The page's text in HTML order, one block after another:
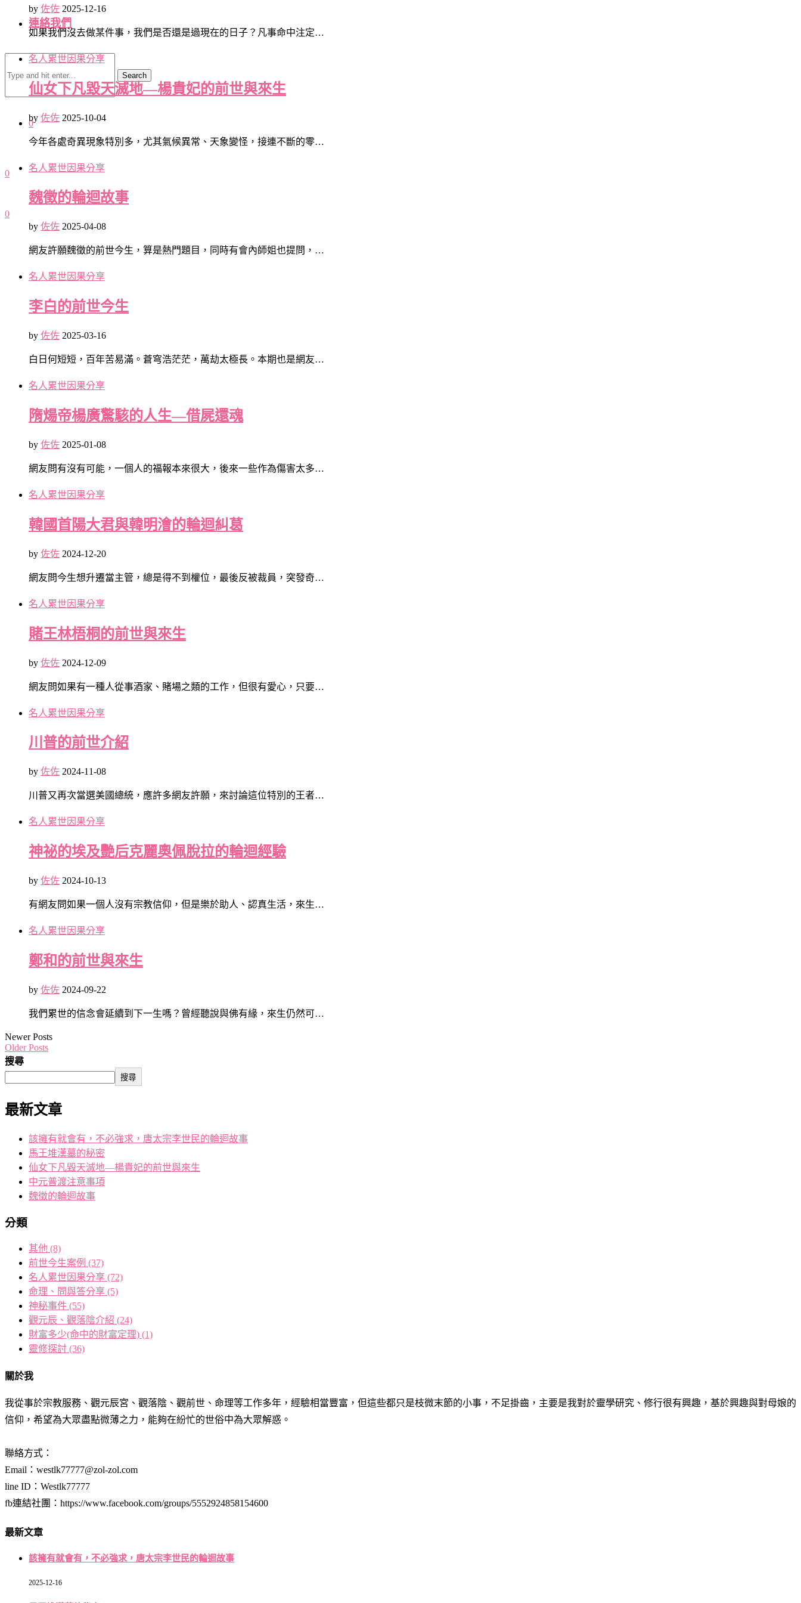
連絡我們
Search
0
0
0
by 佐佐 2025-12-16
如果我們沒去做某件事，我們是否還是過現在的日子？凡事命中注定…
名人累世因果分享
仙女下凡毀天滅地—楊貴妃的前世與來生
by 佐佐 2025-10-04
今年各處奇異現象特別多，尤其氣候異常、天象變怪，接連不斷的零…
名人累世因果分享
魏徵的輪迴故事
by 佐佐 2025-04-08
網友許願魏徵的前世今生，算是熱門題目，同時有會內師姐也提問，…
名人累世因果分享
李白的前世今生
by 佐佐 2025-03-16
白日何短短，百年苦易滿。蒼穹浩茫茫，萬劫太極長。本期也是網友…
名人累世因果分享
隋煬帝楊廣驚駭的人生—借屍還魂
by 佐佐 2025-01-08
網友問有沒有可能，一個人的福報本來很大，後來一些作為傷害太多…
名人累世因果分享
韓國首陽大君與韓明澮的輪迴糾葛
by 佐佐 2024-12-20
網友問今生想升遷當主管，總是得不到權位，最後反被裁員，突發奇…
名人累世因果分享
賭王林梧桐的前世與來生
by 佐佐 2024-12-09
網友問如果有一種人從事酒家、賭場之類的工作，但很有愛心，只要…
名人累世因果分享
川普的前世介紹
by 佐佐 2024-11-08
川普又再次當選美國總統，應許多網友許願，來討論這位特別的王者…
名人累世因果分享
神祕的埃及艷后克麗奧佩脫拉的輪迴經驗
by 佐佐 2024-10-13
有網友問如果一個人沒有宗教信仰，但是樂於助人、認真生活，來生…
名人累世因果分享
鄭和的前世與來生
by 佐佐 2024-09-22
我們累世的信念會延續到下一生嗎？曾經聽說與佛有緣，來生仍然可…
Newer Posts
Older Posts
搜尋
搜尋
最新文章
該擁有就會有，不必強求，唐太宗李世民的輪迴故事
馬王堆漢墓的秘密
仙女下凡毀天滅地—楊貴妃的前世與來生
中元普渡注意事項
魏徵的輪迴故事
分類
其他 (8)
前世今生案例 (37)
名人累世因果分享 (72)
命理、問與答分享 (5)
神秘事件 (55)
觀元辰、觀落陰介紹 (24)
財富多少(命中的財富定理) (1)
靈修探討 (36)
關於我
我從事於宗教服務、觀元辰宮、觀落陰、觀前世、命理等工作多年，經驗相當豐富，但這些都只是枝微末節的小事，不足掛齒，主要是我對於靈學研究、修行很有興趣，基於興趣與對母娘的
信仰，希望為大眾盡點微薄之力，能夠在紛忙的世俗中為大眾解惑。
聯絡方式：
Email：westlk77777@zol-zol.com
line ID：Westlk77777
fb連結社團：https://www.facebook.com/groups/5552924858154600
最新文章
該擁有就會有，不必強求，唐太宗李世民的輪迴故事
2025-12-16